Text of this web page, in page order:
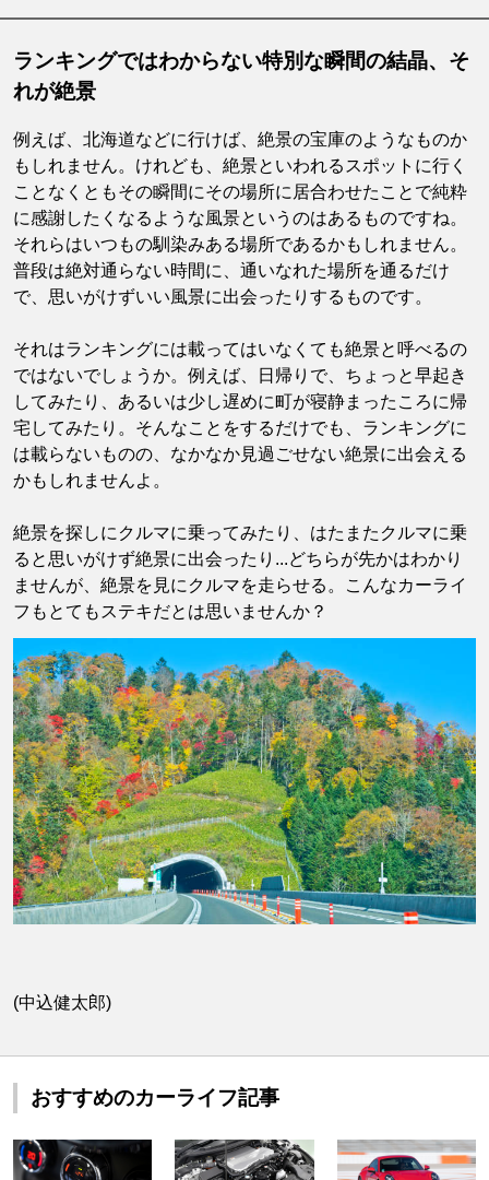
ランキングではわからない特別な瞬間の結晶、そ
れが絶景
例えば、北海道などに行けば、絶景の宝庫のようなものか
もしれません。けれども、絶景といわれるスポットに行く
ことなくともその瞬間にその場所に居合わせたことで純粋
に感謝したくなるような風景というのはあるものですね。
それらはいつもの馴染みある場所であるかもしれません。
普段は絶対通らない時間に、通いなれた場所を通るだけ
で、思いがけずいい風景に出会ったりするものです。
それはランキングには載ってはいなくても絶景と呼べるの
ではないでしょうか。例えば、日帰りで、ちょっと早起き
してみたり、あるいは少し遅めに町が寝静まったころに帰
宅してみたり。そんなことをするだけでも、ランキングに
は載らないものの、なかなか見過ごせない絶景に出会える
かもしれませんよ。
絶景を探しにクルマに乗ってみたり、はたまたクルマに乗
ると思いがけず絶景に出会ったり...どちらが先かはわかり
ませんが、絶景を見にクルマを走らせる。こんなカーライ
フもとてもステキだとは思いませんか？
(中込健太郎)
おすすめのカーライフ記事